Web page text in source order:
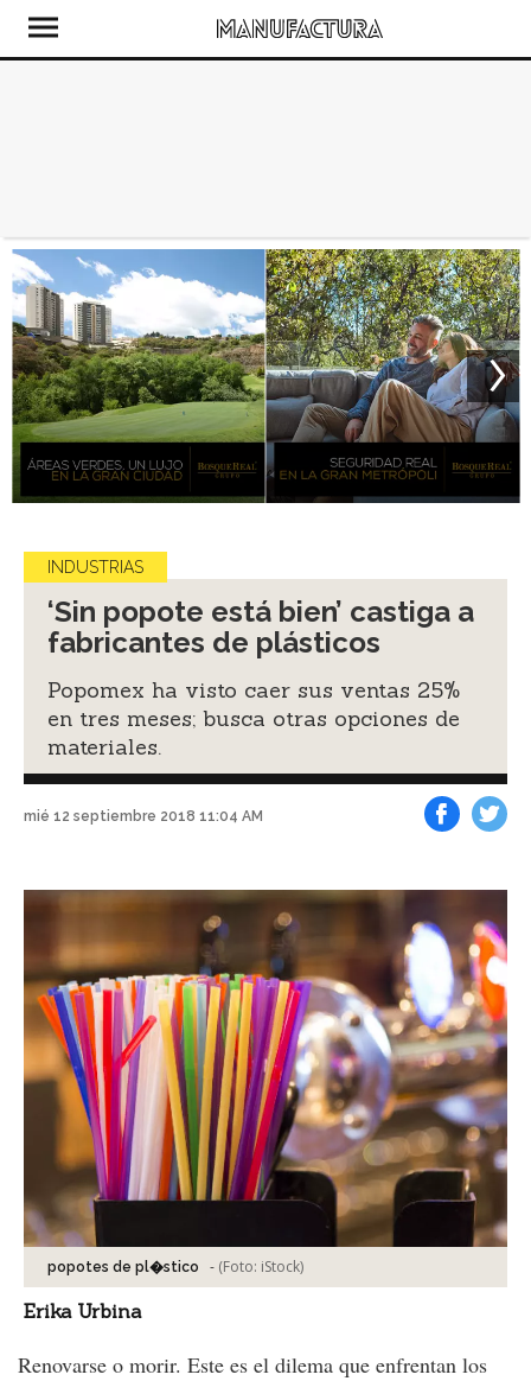
INDUSTRIAS
‘Sin popote está bien’ castiga a
fabricantes de plásticos
Popomex ha visto caer sus ventas 25%
en tres meses; busca otras opciones de
materiales.
mié 12 septiembre 2018 11:04 AM
popotes de pl�stico - (Foto: iStock)
Erika Urbina
Renovarse o morir. Este es el dilema que enfrentan los